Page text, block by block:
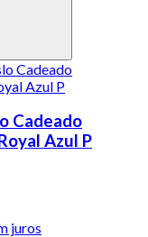
Cadeado
Azul P
juros